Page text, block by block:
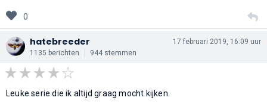
0
hatebreeder
1135 berichten 944 stemmen
17 februari 2019, 16:09 uur
Leuke serie die ik altijd graag mocht kijken.